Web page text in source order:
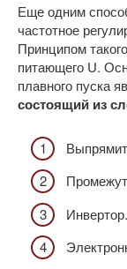
Еще одним
частотное
Принципом
питающего U.
плавного пуска
состоящий из
Инвертор.